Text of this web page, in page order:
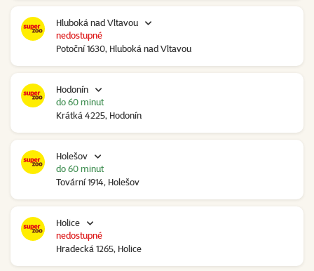
Hluboká nad Vltavou
Potoční 1630, Hluboká nad Vltavou
nedostupné
Hodonín
Krátká 4225, Hodonín
do 60 minut
Holešov
Tovární 1914, Holešov
do 60 minut
Holice
Hradecká 1265, Holice
nedostupné